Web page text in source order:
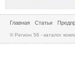
Главная Статьи
© Регион 56 - каталог